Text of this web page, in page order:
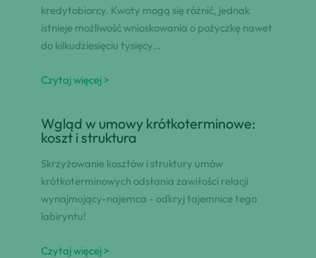
kredytobiorcy. Kwoty mogą się różnić, jednak
istnieje możliwość wnioskowania o pożyczkę nawet
do kilkudziesięciu tysięcy…
Czytaj więcej >
Wgląd w umowy krótkoterminowe:
koszt i struktura
Skrzyżowanie kosztów i struktury umów
krótkoterminowych odsłania zawiłości relacji
wynajmujący-najemca - odkryj tajemnice tego
labiryntu!
Czytaj więcej >